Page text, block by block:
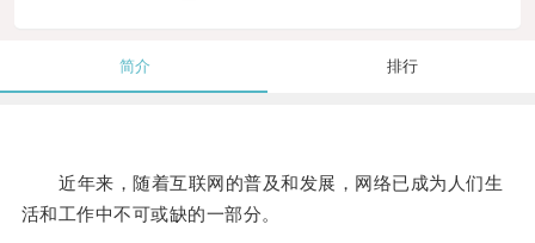
简介 排行
近年来，随着互联网的普及和发展，网络已成为人们生
活和工作中不可或缺的一部分。